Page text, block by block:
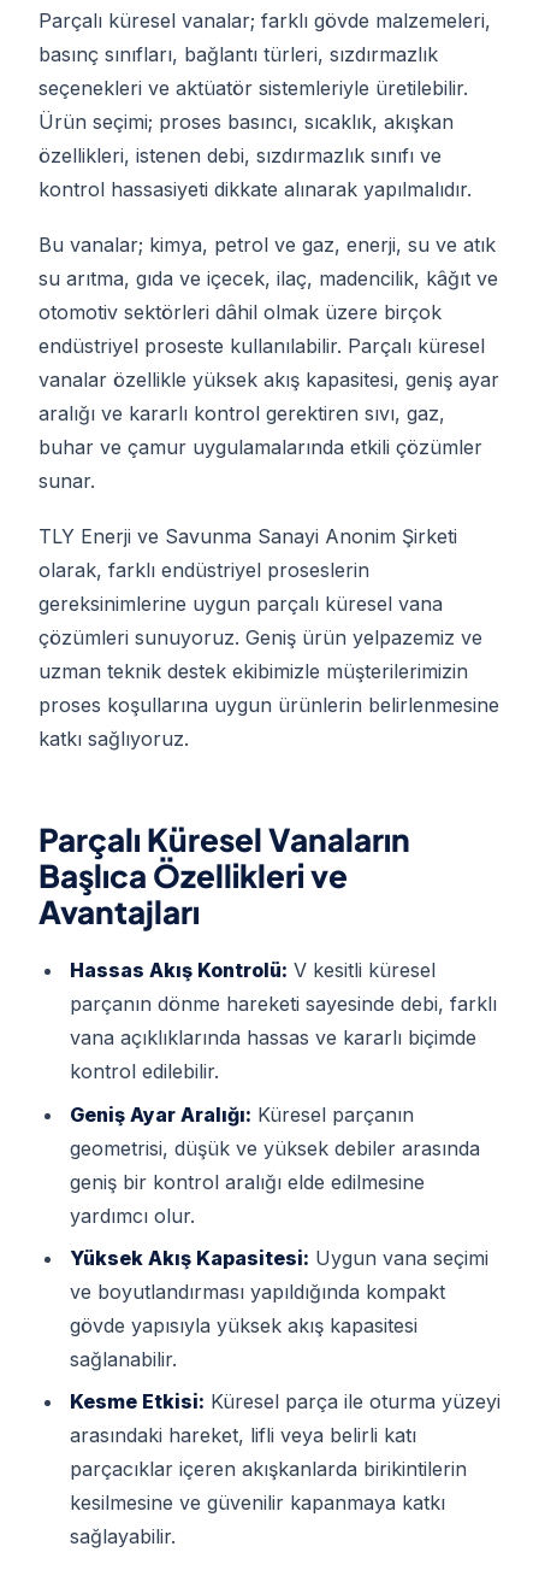
Parçalı küresel vanalar; farklı gövde malzemeleri,
basınç sınıfları, bağlantı türleri, sızdırmazlık
seçenekleri ve aktüatör sistemleriyle üretilebilir.
Ürün seçimi; proses basıncı, sıcaklık, akışkan
özellikleri, istenen debi, sızdırmazlık sınıfı ve
kontrol hassasiyeti dikkate alınarak yapılmalıdır.
Bu vanalar; kimya, petrol ve gaz, enerji, su ve atık
su arıtma, gıda ve içecek, ilaç, madencilik, kâğıt ve
otomotiv sektörleri dâhil olmak üzere birçok
endüstriyel proseste kullanılabilir. Parçalı küresel
vanalar özellikle yüksek akış kapasitesi, geniş ayar
aralığı ve kararlı kontrol gerektiren sıvı, gaz,
buhar ve çamur uygulamalarında etkili çözümler
sunar.
TLY Enerji ve Savunma Sanayi Anonim Şirketi
olarak, farklı endüstriyel proseslerin
gereksinimlerine uygun parçalı küresel vana
çözümleri sunuyoruz. Geniş ürün yelpazemiz ve
uzman teknik destek ekibimizle müşterilerimizin
proses koşullarına uygun ürünlerin belirlenmesine
katkı sağlıyoruz.
Parçalı Küresel Vanaların
Başlıca Özellikleri ve
Avantajları
Hassas Akış Kontrolü: V kesitli küresel
parçanın dönme hareketi sayesinde debi, farklı
vana açıklıklarında hassas ve kararlı biçimde
kontrol edilebilir.
Geniş Ayar Aralığı: Küresel parçanın
geometrisi, düşük ve yüksek debiler arasında
geniş bir kontrol aralığı elde edilmesine
yardımcı olur.
Yüksek Akış Kapasitesi: Uygun vana seçimi
ve boyutlandırması yapıldığında kompakt
gövde yapısıyla yüksek akış kapasitesi
sağlanabilir.
Kesme Etkisi: Küresel parça ile oturma yüzeyi
arasındaki hareket, lifli veya belirli katı
parçacıklar içeren akışkanlarda birikintilerin
kesilmesine ve güvenilir kapanmaya katkı
sağlayabilir.